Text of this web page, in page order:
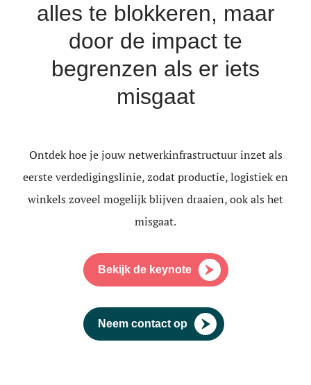
alles te blokkeren, maar
door de impact te
begrenzen als er iets
misgaat
Ontdek hoe je jouw netwerkinfrastructuur inzet als
eerste verdedigingslinie, zodat productie, logistiek en
winkels zoveel mogelijk blijven draaien, ook als het
misgaat.
Bekijk de keynote
Neem contact op